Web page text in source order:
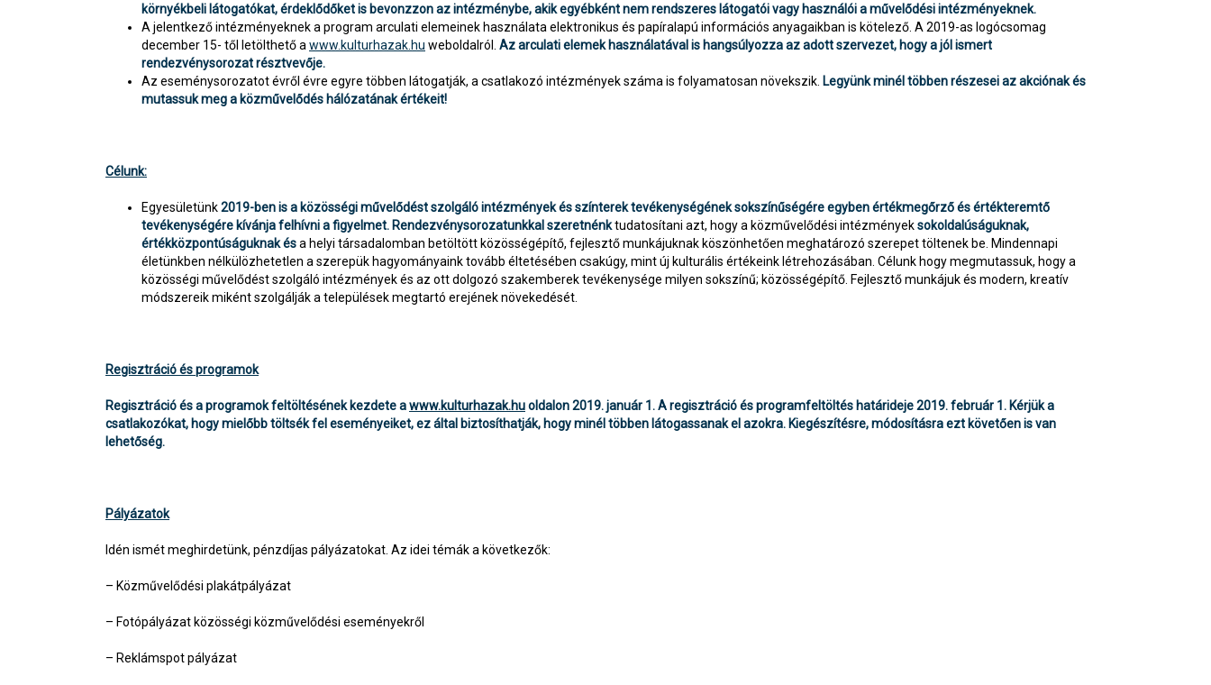
környékbeli látogatókat, érdeklődőket is bevonzzon az intézménybe, akik egyébként nem rendszeres látogatói vagy használói a művelődési intézményeknek.
A jelentkező intézményeknek a program arculati elemeinek használata elektronikus és papíralapú információs anyagaikban is kötelező. A 2019-as logócsomag
december 15- től letölthető awww.kulturhazak.hu weboldalról. Az arculati elemek használatával is hangsúlyozza az adott szervezet, hogy a jól ismert
rendezvénysorozat résztvevője.
Az eseménysorozatot évről évre egyre többen látogatják, a csatlakozó intézmények száma is folyamatosan növekszik. Legyünk minél többen részesei az akciónak és
mutassuk meg a közművelődés hálózatának értékeit!
Célunk:
Egyesületünk2019-ben is a közösségi művelődést szolgáló intézmények és színterek tevékenységének sokszínűségére egyben értékmegőrző és értékteremtő
tevékenységére kívánja felhívni a figyelmet. Rendezvénysorozatunkkal szeretnénktudatosítani azt, hogy a közművelődési intézményeksokoldalúságuknak,
értékközpontúságuknak ésa helyi társadalomban betöltött közösségépítő, fejlesztő munkájuknak köszönhetően meghatározó szerepet töltenek be. Mindennapi
életünkben nélkülözhetetlen a szerepük hagyományaink tovább éltetésében csakúgy, mint új kulturális értékeink létrehozásában. Célunk hogy megmutassuk, hogy a
közösségi művelődést szolgáló intézmények és az ott dolgozó szakemberek tevékenysége milyen sokszínű; közösségépítő. Fejlesztő munkájuk és modern, kreatív
módszereik miként szolgálják a települések megtartó erejének növekedését.
Regisztráció és programok
Regisztráció és a programok feltöltésének kezdete awww.kulturhazak.huoldalon 2019. január 1. A regisztráció és programfeltöltés határideje 2019. február 1. Kérjük a
csatlakozókat, hogy mielőbb töltsék fel eseményeiket, ez által biztosíthatják, hogy minél többen látogassanak el azokra. Kiegészítésre, módosításra ezt követően is van
lehetőség.
Pályázatok
Idén ismét meghirdetünk, pénzdíjas pályázatokat. Az idei témák a következők:
– Közművelődési plakátpályázat
– Fotópályázat közösségi közművelődési eseményekről
– Reklámspot pályázat